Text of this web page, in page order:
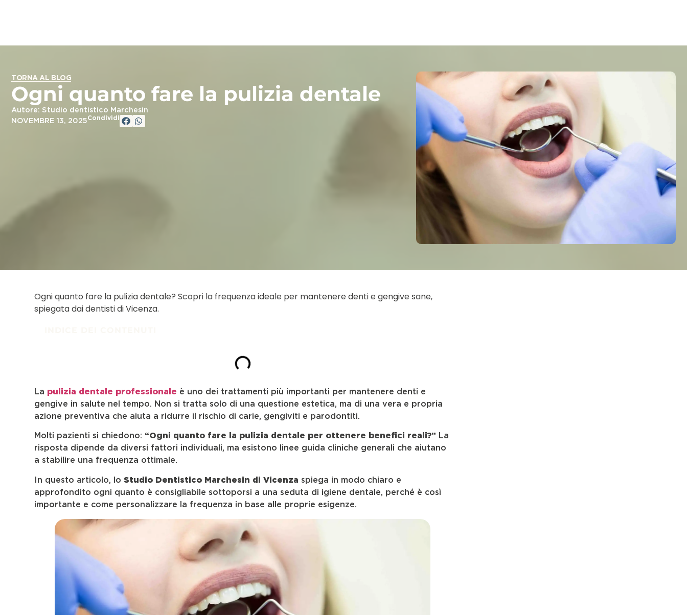
TORNA AL BLOG
Ogni quanto fare la pulizia dentale
Autore: Studio dentistico Marchesin
NOVEMBRE 13, 2025Condividi
Ogni quanto fare la pulizia dentale? Scopri la frequenza ideale per mantenere denti e gengive sane,
spiegata dai dentisti di Vicenza.
La pulizia dentale professionale è uno dei trattamenti più importanti per mantenere denti e
gengive in salute nel tempo. Non si tratta solo di una questione estetica, ma di una vera e propria
azione preventiva che aiuta a ridurre il rischio di carie, gengiviti e parodontiti.
Molti pazienti si chiedono: “Ogni quanto fare la pulizia dentale per ottenere benefici reali?” La
risposta dipende da diversi fattori individuali, ma esistono linee guida cliniche generali che aiutano
a stabilire una frequenza ottimale.
In questo articolo, loStudio Dentistico Marchesin di Vicenza spiega in modo chiaro e
approfondito ogni quanto è consigliabile sottoporsi a una seduta di igiene dentale, perché è così
importante e come personalizzare la frequenza in base alle proprie esigenze.